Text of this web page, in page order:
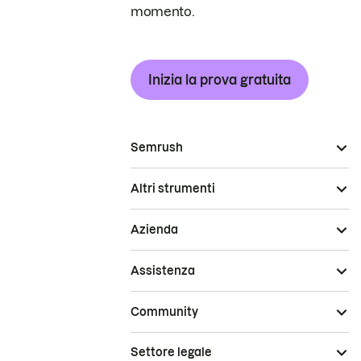
momento.
Inizia la prova gratuita
Semrush
Altri strumenti
Azienda
Assistenza
Community
Settore legale